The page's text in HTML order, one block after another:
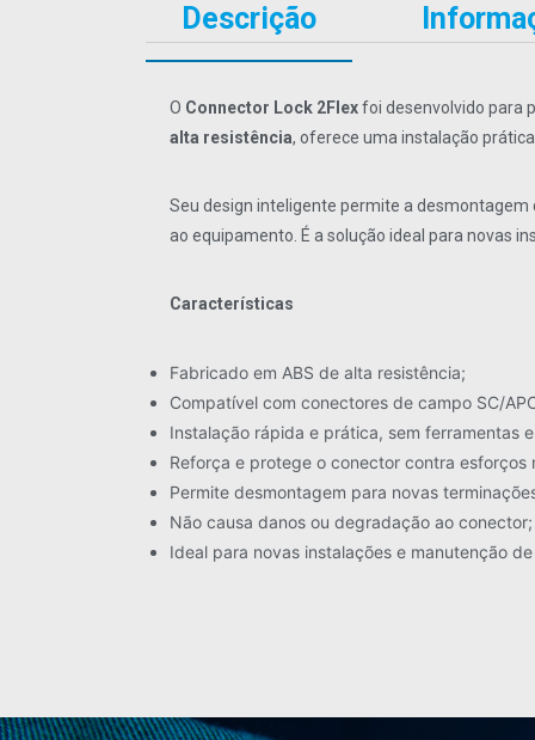
Descrição
O Connector Lock 2Flexfoi desenvolvido para
alta resistência, oferece uma instalação
Seu design inteligente permite a
ao equipamento. É a solução ideal para novas
Características
Fabricado em ABS de alta resistência;
Compatível com conectores de campo SC/
Instalação rápida e prática, sem ferramentas
Reforça e protege o conector contra esforços
Permite desmontagem para novas
Não causa danos ou degradação ao conector;
Ideal para novas instalações e manutenção